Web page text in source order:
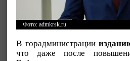
Фото: admkrsk.ru
В горадминистрации
что даже после